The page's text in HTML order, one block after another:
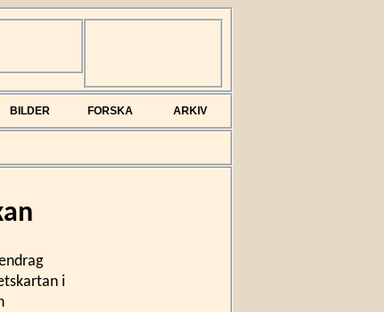
BILDER FORSKA ARKIV
i